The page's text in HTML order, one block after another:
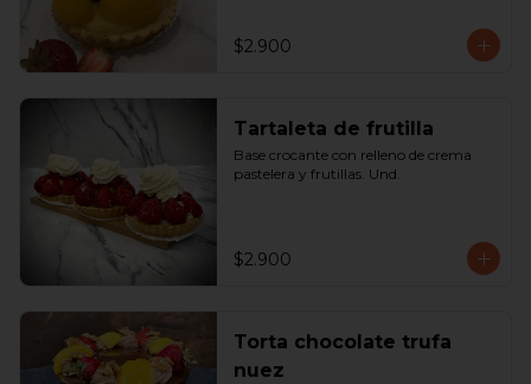
$2.900
Tartaleta de frutilla
Base crocante con relleno de crema
pastelera y frutillas. Und.
$2.900
Torta chocolate trufa
nuez